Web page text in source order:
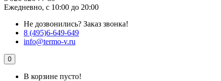
Ежедневно, с 10:00 до 20:00
Не дозвонились? Заказ звонка!
8 (495)6-649-649
info@termo-v.ru
0
В корзине пусто!